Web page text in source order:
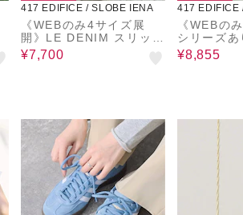
417 EDIFICE / SLOBE IENA
《WEBのみ4サイズ展
開》LE DENIM スリット
フレアデニムスカート
¥7,700
417 EDIFICE
《WEBの
シリーズあ
xストレッ
¥8,855